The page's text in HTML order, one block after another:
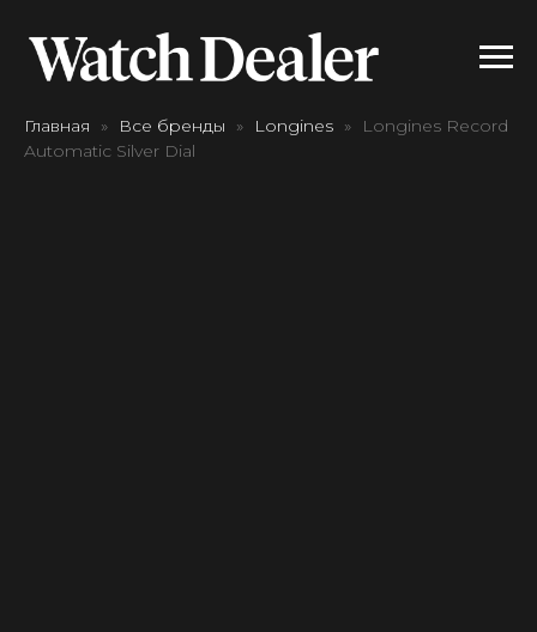
Главная Все бренды Longines
Longines Record
Automatic Silver Dial